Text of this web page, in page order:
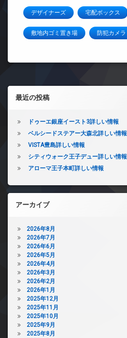
デザイナーズ 宅配ボックス
敷地内ゴミ置き場 防犯カメラ
左サイドバー
最近の投稿
ドゥーエ銀座イースト3詳しい情報
ベルシードステアー大森北詳しい情報
VISTA豊島詳しい情報
シティウォーク王子デュー詳しい情報
アローマ王子本町詳しい情報
アーカイブ
2026年8月
2026年7月
2026年6月
2026年5月
2026年4月
2026年3月
2026年2月
2026年1月
2025年12月
2025年11月
2025年10月
2025年9月
2025年8月